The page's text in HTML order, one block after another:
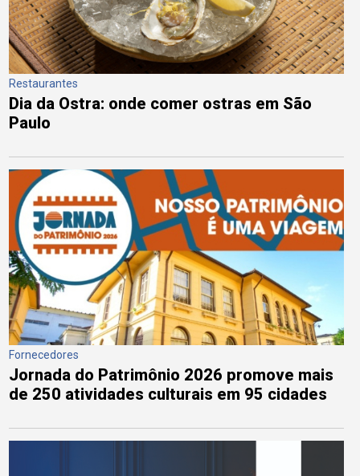
Restaurantes
Dia da Ostra: onde comer ostras em São
Paulo
Fornecedores
Jornada do Patrimônio 2026 promove mais
de 250 atividades culturais em 95 cidades